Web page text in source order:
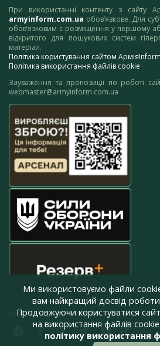
При використанні контенту з сайту
armyinform.com.ua обов’язкове. Для
обов’язковим є розміщення у першому
відкритого для пошукових систем
матеріал.
Політика користування сайтом АрміяInform
Політика використання файлів cookie
Зауваження та пропозиції по роботі
webmaster@armyinform.com.ua
press@armyinform.com.ua
Ми використовуємо файли
вам найкращий досвід
Продовжуючи користуватися
на використання файлів
політику використання